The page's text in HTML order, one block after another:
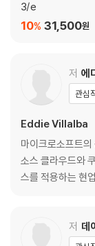
__3.4.1 cAdvisor
__3.4.2 메트릭 서버
_3.5 어떤 메트릭을
_3.6 모니터링 툴
_3.7 프로메테우스
_3.8 로깅 개요
_3.10 로키 스택을
_3.11 알림
_3.12 모니터링, 로
3/e
31,500원
10%
저 에
관심
Eddie Villalba
마이크로소프트
소스 클라우드와
스를 적용하는 현
저 데